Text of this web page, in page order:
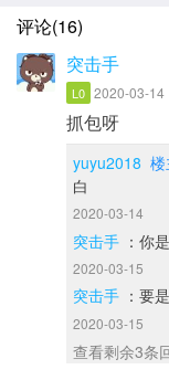
评论(16)
突击手
L0 2020-03-14
抓包呀
yuyu2018 楼
白
2020-03-14
突击手：你
2020-03-15
突击手：要
2020-03-15
查看剩余3条